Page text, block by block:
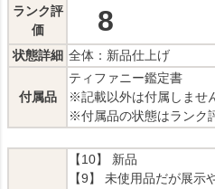
ランク評
価
8
状態詳細 全体：新品仕上げ
付属品
ティファニー鑑定書
※記載以外は付属しませ
※付属品の状態はランク
【10】 新品
【9】 未使用品だが展